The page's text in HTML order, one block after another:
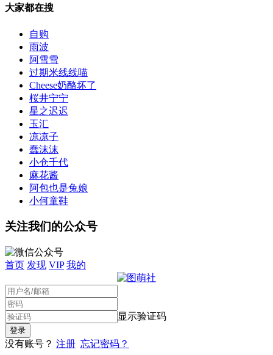
大家都在搜
自购
雨波
阿雪雪
过期米线线喵
Cheese奶酪坏了
桜井宁宁
星之迟迟
玉汇
凉凉子
蠢沫沫
小仓千代
麻花酱
阿包也是兔娘
小何童鞋
关注我们的公众号
首页 发现 VIP 我的
显示验证码
没有账号？ 注册 忘记密码？